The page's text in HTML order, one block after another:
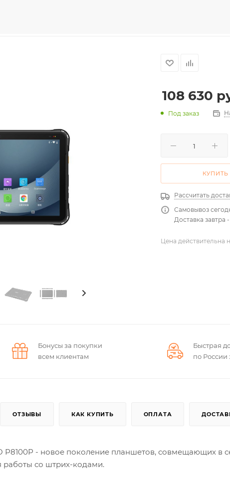
108 630
Под заказ
КУПИТЬ
Рассчитать
Самовывоз
Доставка завтра
Цена действительна
Бонусы за покупки
всем клиентам
Быстрая
по России
ОТЗЫВЫ КАК КУПИТЬ ОПЛАТА
- новое поколение планшетов, совмещающих в
работы со штрих-кодами.